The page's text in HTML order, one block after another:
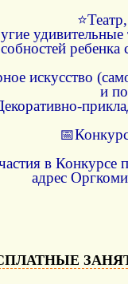
искусство
и
в Конкурсе
адрес